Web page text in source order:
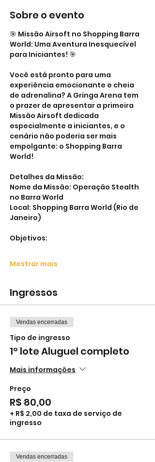
Sobre o evento
🎯 Missão Airsoft no Shopping Barra
World: Uma Aventura Inesquecível
para Iniciantes! 🎯
Você está pronto para uma
experiência emocionante e cheia
de adrenalina? A Gringa Arena tem
o prazer de apresentar a primeira
Missão Airsoft dedicada
especialmente a iniciantes, e o
cenário não poderia ser mais
empolgante: o Shopping Barra
World!
Detalhes da Missão:
Nome da Missão: Operação Stealth
no Barra World
Local: Shopping Barra World (Rio de
Janeiro)
Objetivos:
Mostrar mais
Ingressos
Vendas encerradas
Tipo de ingresso
1º lote Aluguel completo
Mais informações
Preço
R$ 80,00
+ R$ 2,00 de taxa de serviço de
ingresso
Vendas encerradas